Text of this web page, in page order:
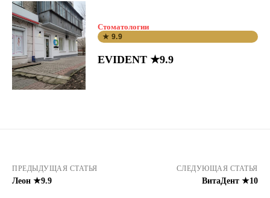
Стоматологии
★ 9.9
EVIDENT ★9.9
ПРЕДЫДУЩАЯ СТАТЬЯ
Леон ★9.9
СЛЕДУЮЩАЯ СТАТЬЯ
ВитаДент ★10